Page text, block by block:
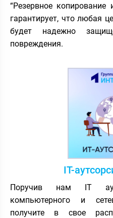
“Резервное копирование
гарантирует, что любая
будет надежно
повреждения.
IT-
Поручив нам IT
компьютерного и
получите в свое